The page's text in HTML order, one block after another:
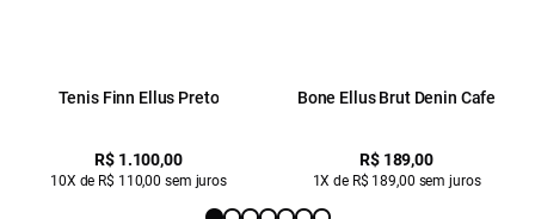
Tenis Finn Ellus Preto
R$ 1.100,00
10X de R$ 110,00 sem juros
Bone Ellus Brut Denin Cafe
R$ 189,00
1X de R$ 189,00 sem juros